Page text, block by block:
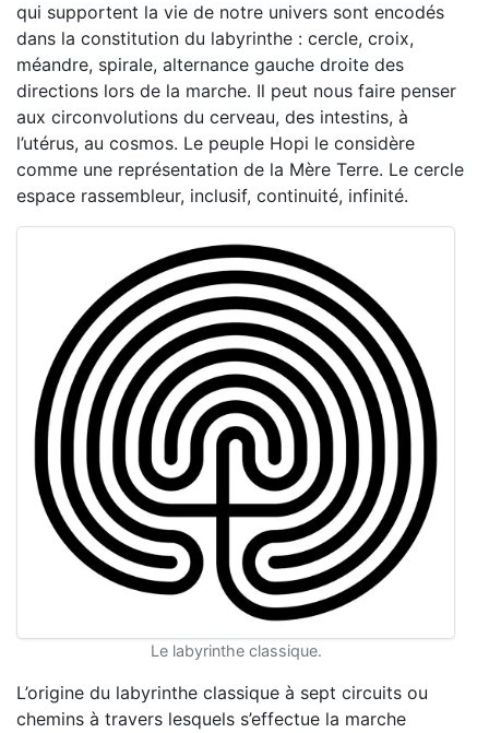
qui supportent la vie de notre univers sont encodés
dans la constitution du labyrinthe : cercle, croix,
méandre, spirale, alternance gauche droite des
directions lors de la marche. Il peut nous faire penser
aux circonvolutions du cerveau, des intestins, à
l’utérus, au cosmos. Le peuple Hopi le considère
comme une représentation de la Mère Terre. Le cercle
espace rassembleur, inclusif, continuité, infinité.
Le labyrinthe classique.
L’origine du labyrinthe classique à sept circuits ou
chemins à travers lesquels s’effectue la marche